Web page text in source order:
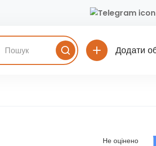
Додати
Не оцінено